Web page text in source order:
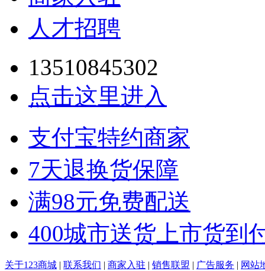
人才招聘
13510845302
点击这里进入
支付宝特约商家
7天退换货保障
满98元免费配送
400城市送货上市货到
关于123商城 | 联系我们 | 商家入驻 | 销售联盟 | 广告服务 | 网站